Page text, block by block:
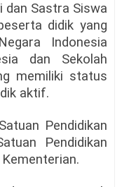
dan Sastra Siswa
didik yang
Indonesia
dan Sekolah
memiliki status
aktif.
Pendidikan
Pendidikan